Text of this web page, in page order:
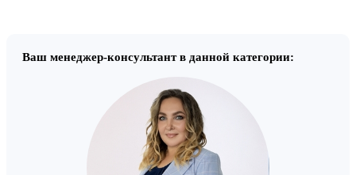
Ваш менеджер-консультант в данной категории: